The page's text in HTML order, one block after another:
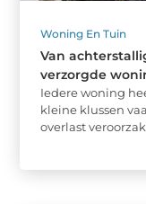
Woning En Tuin
Van
verzorgde
Iedere woning
kleine klussen
overlast